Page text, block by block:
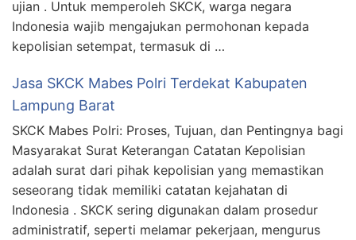
ujian . Untuk memperoleh SKCK, warga negara
Indonesia wajib mengajukan permohonan kepada
kepolisian setempat, termasuk di …
Jasa SKCK Mabes Polri Terdekat Kabupaten
Lampung Barat
SKCK Mabes Polri: Proses, Tujuan, dan Pentingnya bagi
Masyarakat Surat Keterangan Catatan Kepolisian
adalah surat dari pihak kepolisian yang memastikan
seseorang tidak memiliki catatan kejahatan di
Indonesia . SKCK sering digunakan dalam prosedur
administratif, seperti melamar pekerjaan, mengurus